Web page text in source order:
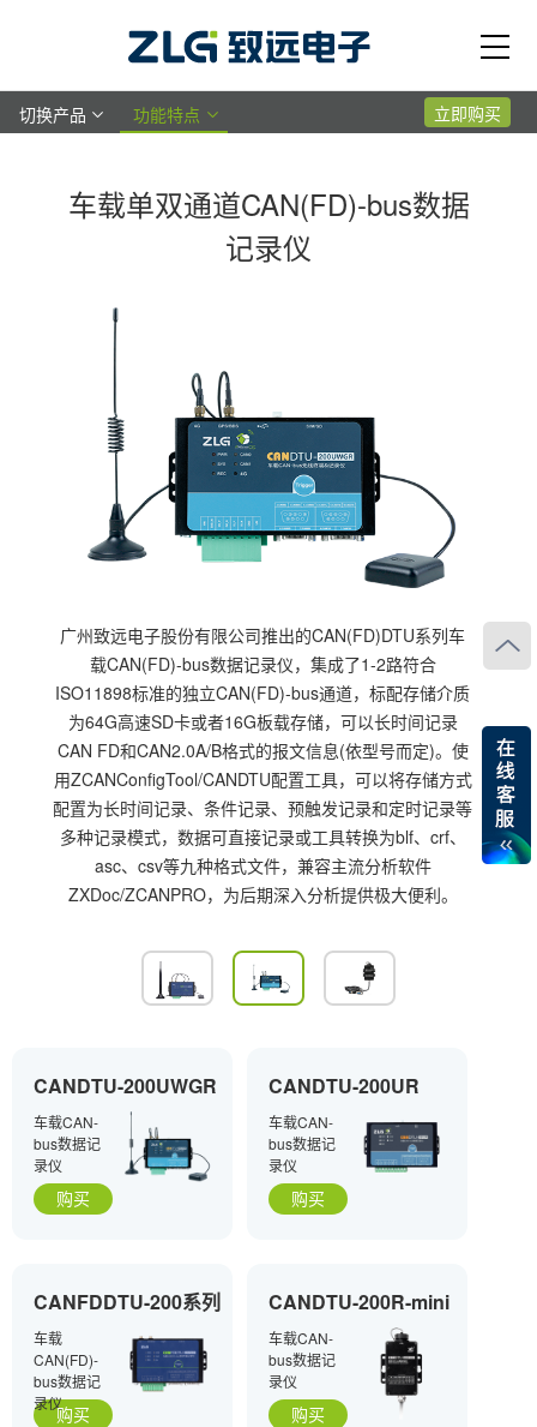
切换产品 功能特点 立即购买
车载单双通道CAN(FD)-bus数据
记录仪
广州致远电子股份有限公司推出的CAN(FD)DTU系列车
载CAN(FD)-bus数据记录仪，集成了1-2路符合
ISO11898标准的独立CAN(FD)-bus通道，标配存储介质
为64G高速SD卡或者16G板载存储，可以长时间记录
CAN FD和CAN2.0A/B格式的报文信息(依型号而定)。使
用ZCANConfigTool/CANDTU配置工具，可以将存储方式
配置为长时间记录、条件记录、预触发记录和定时记录等
多种记录模式，数据可直接记录或工具转换为blf、crf、
asc、csv等九种格式文件，兼容主流分析软件
ZXDoc/ZCANPRO，为后期深入分析提供极大便利。
CANDTU-200UWGR
车载CAN-
bus数据记
录仪
购买
CANDTU-200UR
车载CAN-
bus数据记
录仪
购买
CANFDDTU-200系列
车载
CAN(FD)-
bus数据记
录仪购买
CANDTU-200R-mini
车载CAN-
bus数据记
录仪
购买